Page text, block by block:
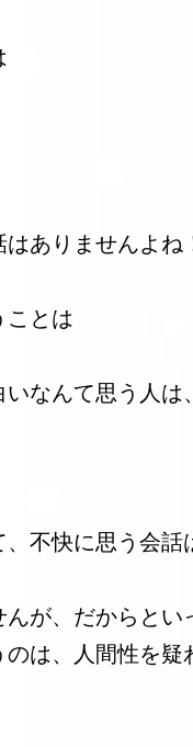
はありませんよね
ことは
なんて思う人は
不快に思う会話
が、だからとい
は、人間性を疑